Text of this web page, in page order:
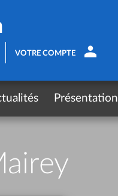
VOTRE COMPTE
Présentation